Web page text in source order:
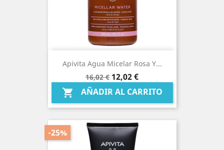
Apivita Agua Micelar Rosa Y...
Precio
base
16,02 € Precio
12,02 €
 AÑADIR AL CARRITO
-25%